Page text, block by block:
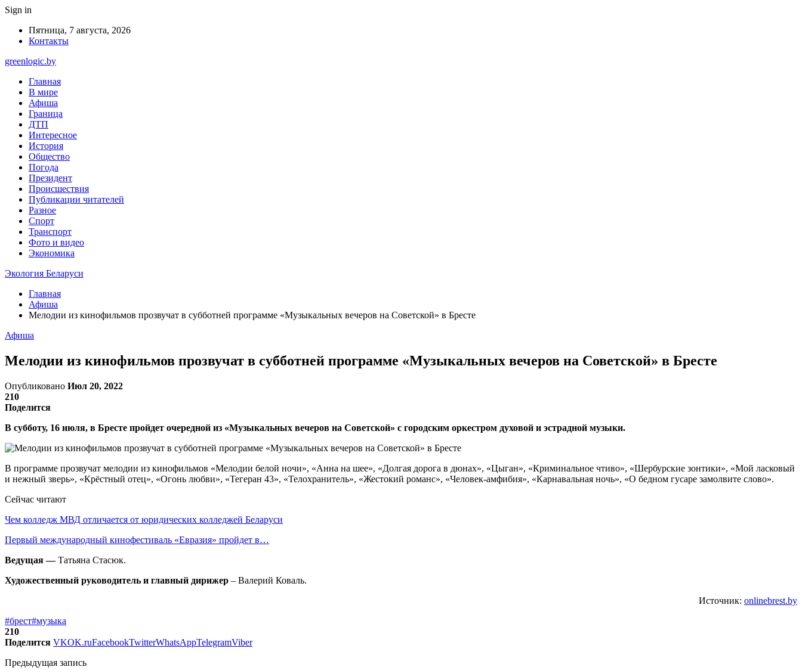
Sign in
Пятница, 7 августа, 2026
Контакты
greenlogic.by
Главная
В мире
Афиша
Граница
ДТП
Интересное
История
Общество
Погода
Президент
Происшествия
Публикации читателей
Разное
Спорт
Транспорт
Фото и видео
Экономика
Экология Беларуси
Главная
Афиша
Мелодии из кинофильмов прозвучат в субботней программе «Музыкальных вечеров на Советской» в Бресте
Афиша
Мелодии из кинофильмов прозвучат в субботней программе «Музыкальных вечеров на Советской» в Бресте
Опубликовано Июл 20, 2022
210
Поделится
В субботу, 16 июля, в Бресте пройдет очередной из «Музыкальных вечеров на Советской» с городским оркестром духовой и эстрадной музыки.
В программе прозвучат мелодии из кинофильмов «Мелодии белой ночи», «Анна на шее», «Долгая дорога в дюнах», «Цыган», «Криминальное чтиво», «Шербурские зонтики», «Мой ласковый
и нежный зверь», «Крёстный отец», «Огонь любви», «Тегеран 43», «Телохранитель», «Жестокий романс», «Человек-амфибия», «Карнавальная ночь», «О бедном гусаре замолвите слово».
Сейчас читают
Чем колледж МВД отличается от юридических колледжей Беларуси
Первый международный кинофестиваль «Евразия» пройдет в…
Ведущая —Татьяна Стасюк.
Художественный руководитель и главный дирижер – Валерий Коваль.
Источник: onlinebrest.by
#брест#музыка
210
Поделится VKOK.ruFacebookTwitterWhatsAppTelegramViber
Предыдущая запись